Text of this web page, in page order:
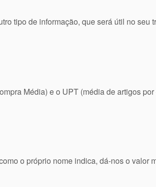
tipo de informação, que será útil no seu
Média) e o UPT (média de artigos
o próprio nome indica, dá-nos o